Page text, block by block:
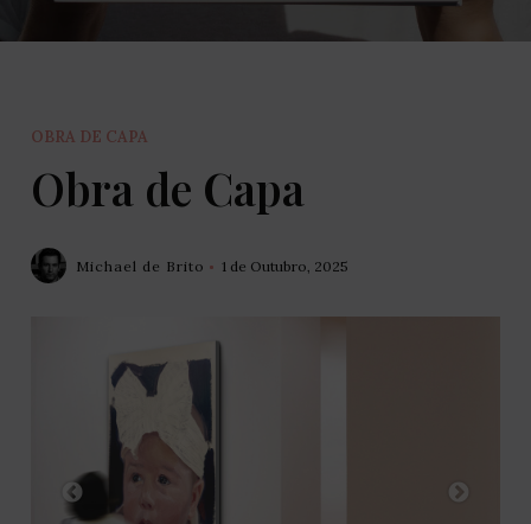
OBRA DE CAPA
Obra de Capa
Michael de Brito 1 de Outubro, 2025